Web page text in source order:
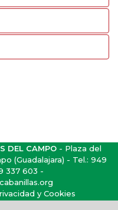
DEL CAMPO- Plaza del
(Guadalajara) - Tel.: 949
337 603 -
y Cookies